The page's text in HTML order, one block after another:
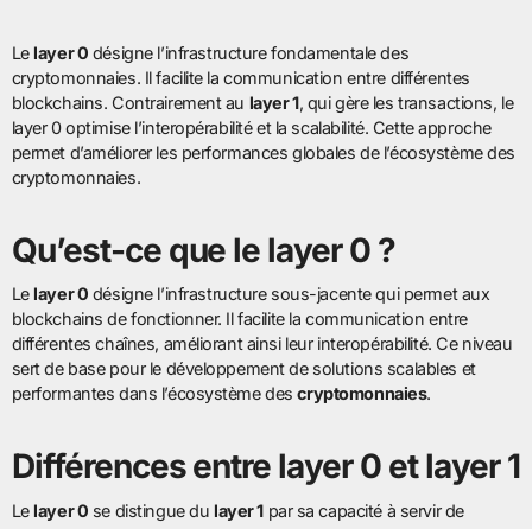
Lelayer 0 désigne l’infrastructure fondamentale des
cryptomonnaies. Il facilite la communication entre différentes
blockchains. Contrairement au layer 1, qui gère les transactions, le
layer 0 optimise l’interopérabilité et la scalabilité. Cette approche
permet d’améliorer les performances globales de l’écosystème des
cryptomonnaies.
Qu’est-ce que le layer 0 ?
Lelayer 0 désigne l’infrastructure sous-jacente qui permet aux
blockchains de fonctionner. Il facilite la communication entre
différentes chaînes, améliorant ainsi leur interopérabilité. Ce niveau
sert de base pour le développement de solutions scalables et
performantes dans l’écosystème descryptomonnaies.
Différences entre layer 0 et layer 1
Lelayer 0 se distingue du layer 1par sa capacité à servir de